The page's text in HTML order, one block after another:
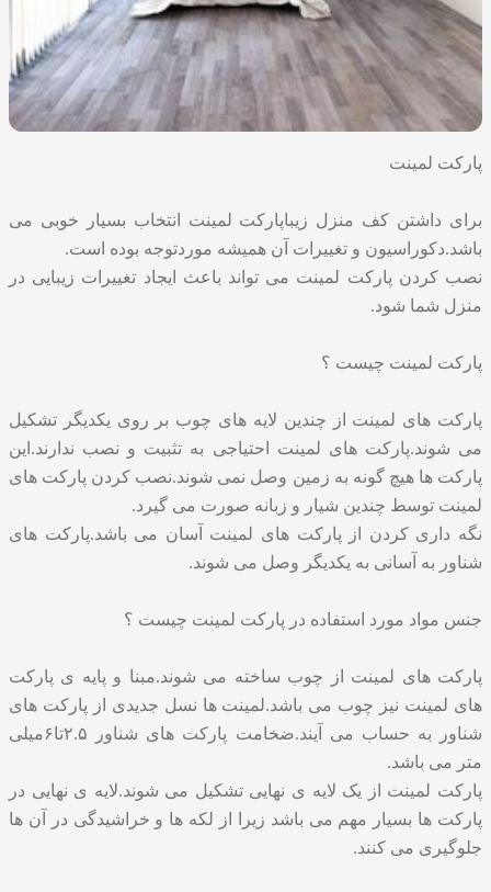
پارکت لمینت
برای داشتن کف منزل زیباپارکت لمینت انتخاب بسیار خوبی می
باشد.دکوراسیون و تغییرات آن همیشه موردتوجه بوده است.
نصب کردن پارکت لمینت می تواند باعث ایجاد تغییرات زیبایی در
منزل شما شود.
پارکت لمینت چیست ؟
پارکت های لمینت از چندین لایه های چوب بر روی یکدیگر تشکیل
می شوند.پارکت های لمینت احتیاجی به تثبیت و نصب ندارند.این
پارکت ها هیچ گونه به زمین وصل نمی شوند.نصب کردن پارکت های
لمینت توسط چندین شیار و زبانه صورت می گیرد.
نگه داری کردن از پارکت های لمینت آسان می باشد.پارکت های
شناور به آسانی به یکدیگر وصل می شوند.
جنس مواد مورد استفاده در پارکت لمینت چیست ؟
پارکت های لمینت از چوب ساخته می شوند.مبنا و پایه ی پارکت
های لمینت نیز چوب می باشد.لمینت ها نسل جدیدی از پارکت های
شناور به حساب می آیند.ضخامت پارکت های شناور ۲.۵تا۶میلی
متر می باشد.
پارکت لمینت از یک لایه ی نهایی تشکیل می شوند.لایه ی نهایی در
پارکت ها بسیار مهم می باشد زیرا از لکه ها و خراشیدگی در آن ها
جلوگیری می کنند.